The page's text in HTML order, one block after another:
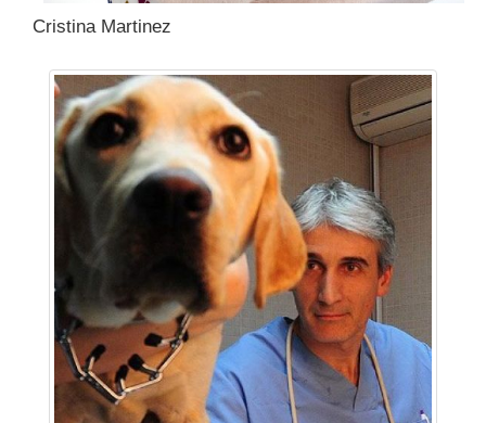
Cristina Martinez